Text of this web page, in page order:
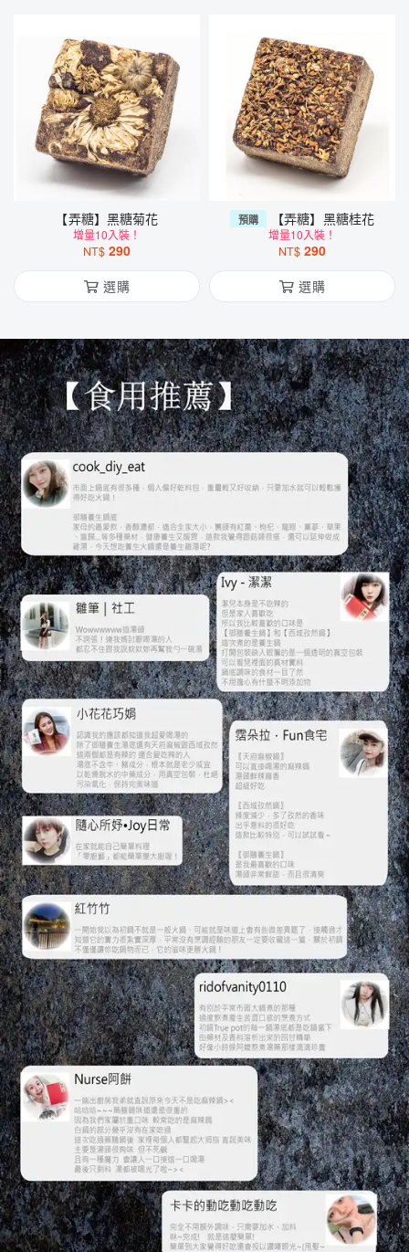
【弄糖】黑糖菊花
增量10入裝！
NT$ 290
選購
預購 【弄糖】黑糖桂花
增量10入裝！
NT$ 290
選購